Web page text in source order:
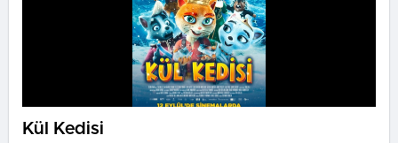
Kül Kedisi